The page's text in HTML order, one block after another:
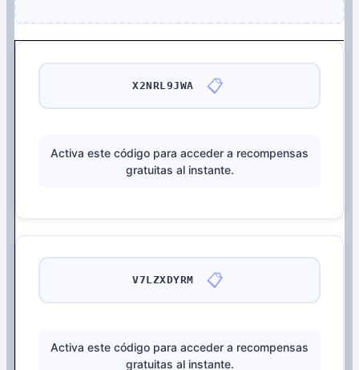
X2NRL9JWA 📋
Activa este código para acceder a recompensas
gratuitas al instante.
V7LZXDYRM 📋
Activa este código para acceder a recompensas
gratuitas al instante.